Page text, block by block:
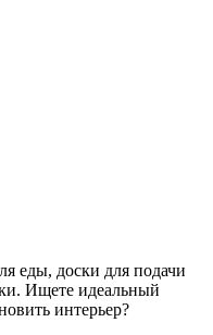
еды, доски для подачи
Ищете идеальный
интерьер?